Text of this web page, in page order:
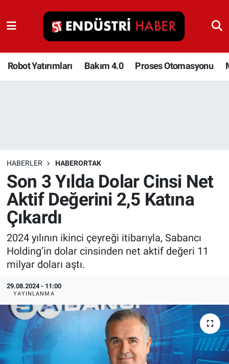
Robot Yatırımları Bakım 4.0 Proses Otomasyonu
HABERLER HABERORTAK
Son 3 Yılda Dolar Cinsi Net
Aktif Değerini 2,5 Katına
Çıkardı
2024 yılının ikinci çeyreği itibarıyla, Sabancı
Holding’in dolar cinsinden net aktif değeri 11
milyar doları aştı.
29.08.2024 - 11:00
YAYINLANMA
Robot Yatırımları
Bakım 4.0
İnşaat ve Malzeme
HaberOrtak
EndüstriST
Enerjisini Üreten Fabrikalar
Ağır Sanayi Çözümleri